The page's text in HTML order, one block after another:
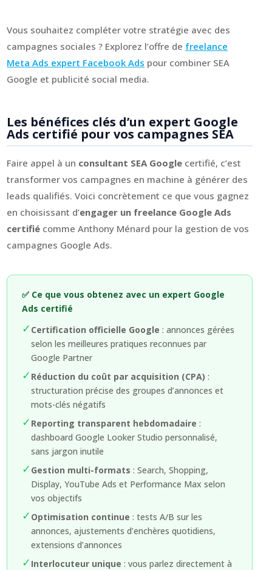
Vous souhaitez compléter votre stratégie avec des
campagnes sociales ? Explorez l’offre de freelance
Meta Ads expert Facebook Ads pour combiner SEA
Google et publicité social media.
Les bénéfices clés d’un expert Google
Ads certifié pour vos campagnes SEA
Faire appel à un consultant SEA Google certifié, c’est
transformer vos campagnes en machine à générer des
leads qualifiés. Voici concrètement ce que vous gagnez
en choisissant d’engager un freelance Google Ads
certifié comme Anthony Ménard pour la gestion de vos
campagnes Google Ads.
✅ Ce que vous obtenez avec un expert Google
Ads certifié
✓ Certification officielle Google : annonces gérées
selon les meilleures pratiques reconnues par
Google Partner
✓ Réduction du coût par acquisition (CPA) :
structuration précise des groupes d’annonces et
mots-clés négatifs
✓ Reporting transparent hebdomadaire :
dashboard Google Looker Studio personnalisé,
sans jargon inutile
✓ Gestion multi-formats : Search, Shopping,
Display, YouTube Ads et Performance Max selon
vos objectifs
✓ Optimisation continue : tests A/B sur les
annonces, ajustements d’enchères quotidiens,
extensions d’annonces
✓ Interlocuteur unique : vous parlez directement à